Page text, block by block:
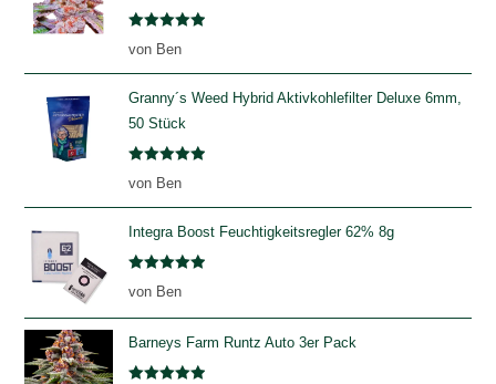
Bewertet
von Ben
Granny´s Weed Hybrid Aktivkohlefilter Deluxe 6mm,
50 Stück
Bewertet
von Ben
Integra Boost Feuchtigkeitsregler 62% 8g
Bewertet
von Ben
Barneys Farm Runtz Auto 3er Pack